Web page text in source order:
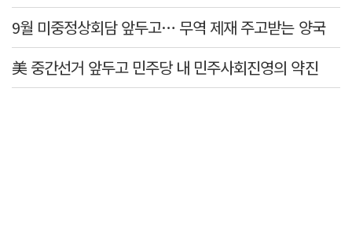
9월 미중정상회담 앞두고… 무역 제재 주고받는 양국
美 중간선거 앞두고 민주당 내 민주사회진영의 약진